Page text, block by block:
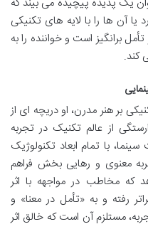
یا آن ها را با لایه های تکنیکی
برانگیز است و خواننده را به
کند.
بر هنر مدرن، او دریچه ای از
از عالم تکنیک در تجربه
با تمام ابعاد تکنولوژیک
معنوی و رهایی بخش فراهم
که مخاطب در مواجهه با اثر
رفته و به «تأمل در معنا» و
مستلزم آن است که خالق اثر